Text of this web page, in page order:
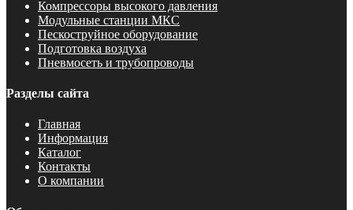
Компрессоры высокого давления
Модульные станции МКС
Пескоструйное оборудование
Подготовка воздуха
Пневмосеть и трубопроводы
Разделы сайта
Главная
Информация
Каталог
Контакты
О компании